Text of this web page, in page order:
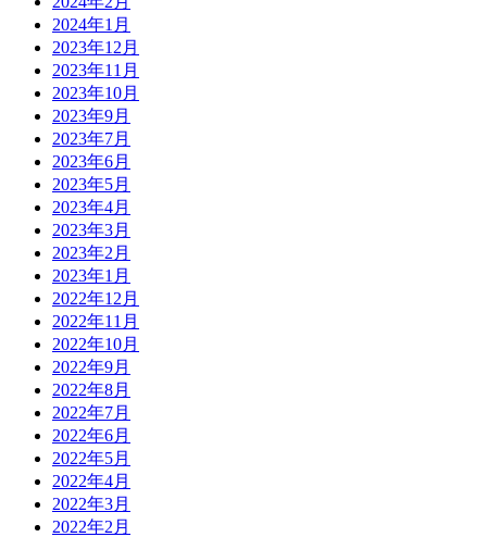
2024年1月
2023年12月
2023年11月
2023年10月
2023年9月
2023年7月
2023年6月
2023年5月
2023年4月
2023年3月
2023年2月
2023年1月
2022年12月
2022年11月
2022年10月
2022年9月
2022年8月
2022年7月
2022年6月
2022年5月
2022年4月
2022年3月
2022年2月